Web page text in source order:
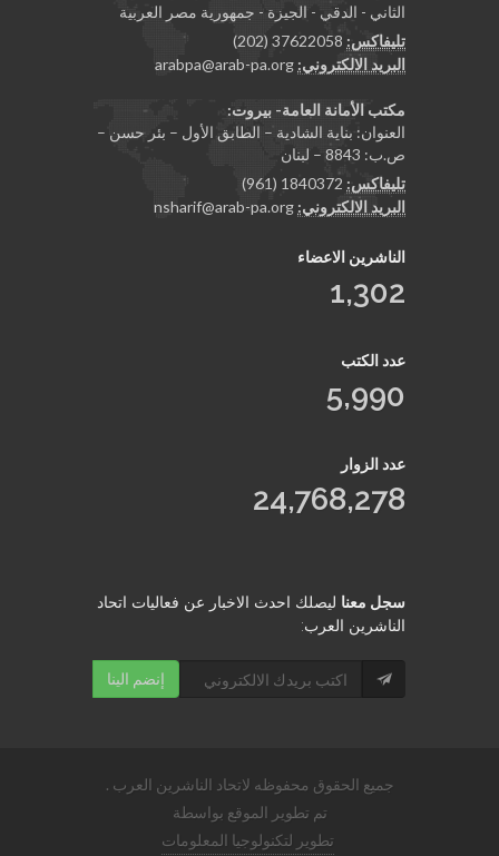
الثاني - الدقي - الجيزة - جمهورية مصر العربية
تليفاكس:
البريد الالكتروني:
مكتب الأمانة العامة- بيروت:
العنوان: بناية الشادية – الطابق الأول – بئر حسن –
ص.ب: 8843 – لبنان
تليفاكس:
البريد الالكتروني:
الناشرين الاعضاء
1,302
عدد الكتب
5,990
عدد الزوار
24,768,278
سجل معنا ليصلك احدث الاخبار عن فعاليات اتحاد
الناشرين العرب:
إنضم الينا
جميع الحقوق محفوظه لاتحاد الناشرين العرب .
تم تطوير الموقع بواسطة
تطوير لتكنولوجيا المعلومات